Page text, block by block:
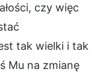
czy więc
tak wielki i tak
Mu na zmianę